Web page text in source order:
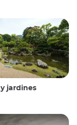
jardines